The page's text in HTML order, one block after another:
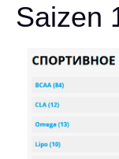
Saizen